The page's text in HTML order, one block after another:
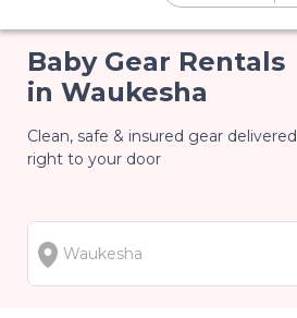
Baby Gear Rentals
in Waukesha
Clean, safe & insured gear delivered
right to your door